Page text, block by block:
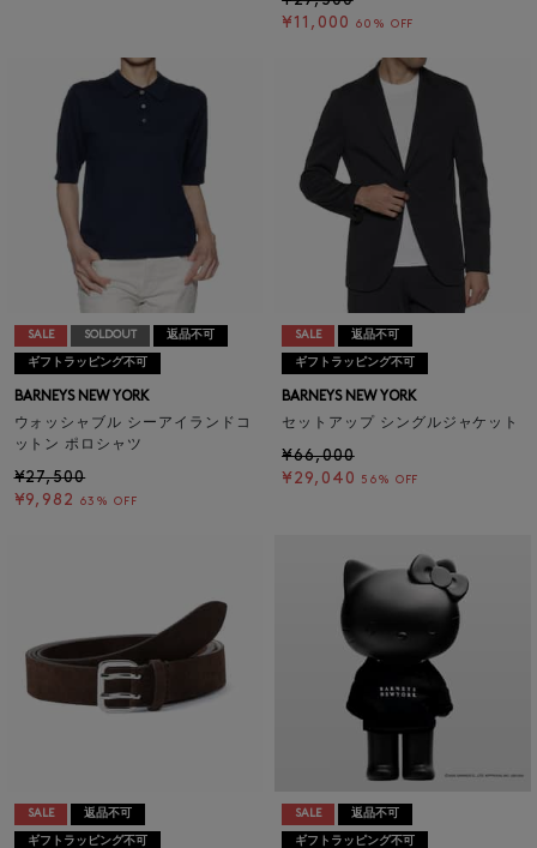
¥11,000
60% OFF
SALE SOLDOUT 返品不可
ギフトラッピング不可
BARNEYS NEW YORK
ウォッシャブル シーアイランドコ
ットン ポロシャツ
¥27,500
¥9,982
63% OFF
SALE 返品不可
ギフトラッピング不可
BARNEYS NEW YORK
セットアップ シングルジャケット
¥66,000
¥29,040
56% OFF
SALE 返品不可
ギフトラッピング不可
SALE 返品不可
ギフトラッピング不可